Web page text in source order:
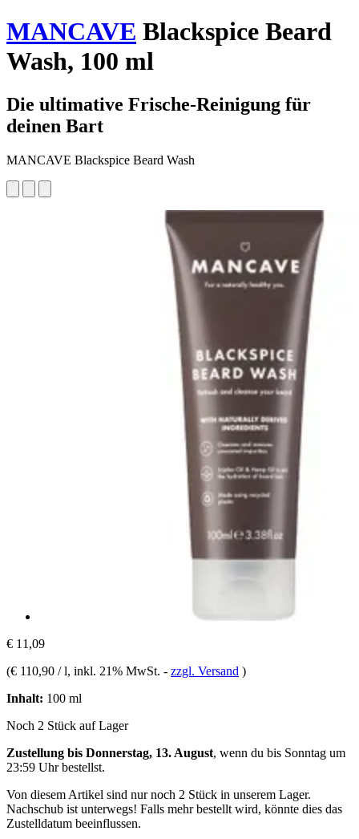
MANCAVE Blackspice Beard
Wash, 100 ml
Die ultimative Frische-Reinigung für
deinen Bart
MANCAVE Blackspice Beard Wash
€ 11,09
(€ 110,90 / l, inkl. 21% MwSt. - zzgl. Versand )
Inhalt: 100 ml
Noch 2 Stück auf Lager
Zustellung bis Donnerstag, 13. August, wenn du bis Sonntag um
23:59 Uhrbestellst.
Von diesem Artikel sind nur noch 2 Stück in unserem Lager.
Nachschub ist unterwegs! Falls mehr bestellt wird, könnte dies das
Zustelldatum beeinflussen.